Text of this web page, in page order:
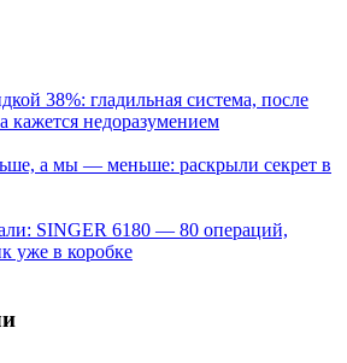
38%: гладильная система, после
кажется недоразумением
а мы — меньше: раскрыли секрет в
SINGER 6180 — 80 операций,
уже в коробке